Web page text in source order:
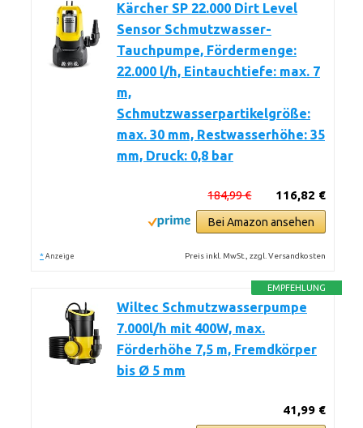
Kärcher SP 22.000 Dirt Level
Sensor Schmutzwasser-
Tauchpumpe, Fördermenge:
22.000 l/h, Eintauchtiefe: max. 7
m,
Schmutzwasserpartikelgröße:
max. 30 mm, Restwasserhöhe: 35
mm, Druck: 0,8 bar
116,82 €
184,99 €
Bei Amazon ansehen
* Anzeige Preis inkl. MwSt., zzgl. Versandkosten
EMPFEHLUNG
Wiltec Schmutzwasserpumpe
7.000l/h mit 400W, max.
Förderhöhe 7,5 m, Fremdkörper
bis Ø 5 mm
41,99 €